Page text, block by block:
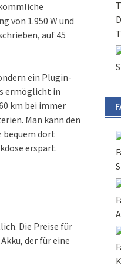
von 1.950 W und
auf 45
ein Plugin-
ermöglicht in
km bei immer
Man kann den
bequem dort
erspart.
Die Preise für
der für eine